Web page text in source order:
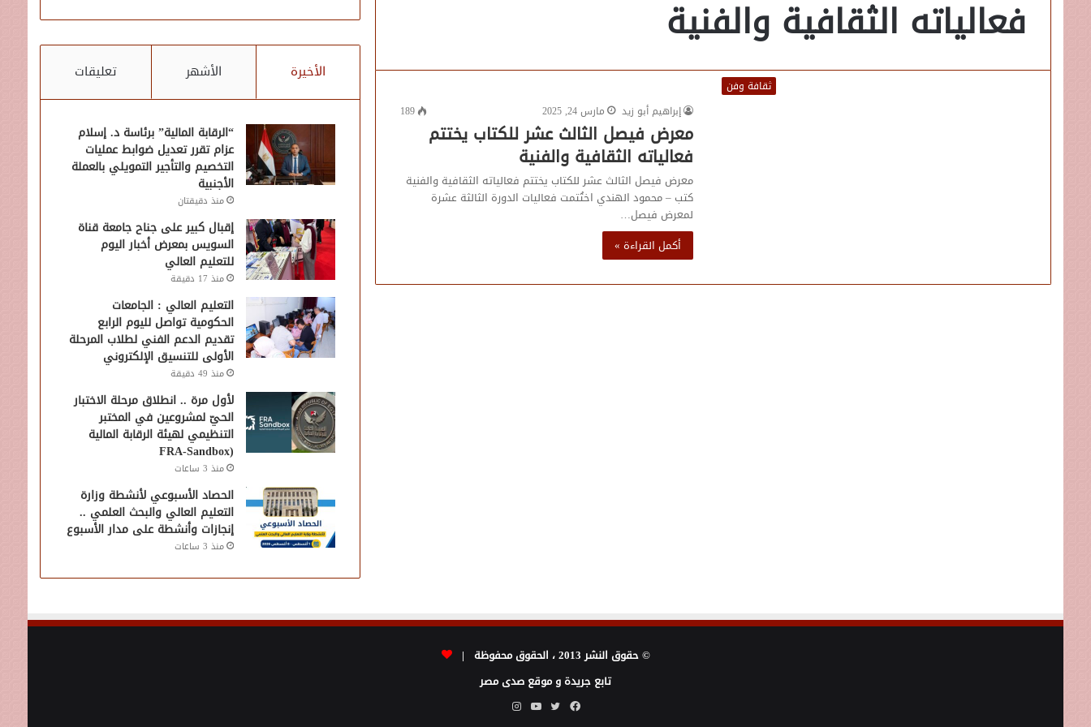
فعالياته الثقافية والفنية
ثقافة وفن
إبراهيم أبو زيد
مارس 24, 2025 189
معرض فيصل الثالث عشر للكتاب يختتم
فعالياته الثقافية والفنية
معرض فيصل الثالث عشر للكتاب يختتم فعالياته الثقافية والفنية
كتب – محمود الهندي اختُتمت فعاليات الدورة الثالثة عشرة
لمعرض فيصل…
أكمل القراءة »
الأخيرة الأشهر تعليقات
“الرقابة المالية” برئاسة د. إسلام
عزام تقرر تعديل ضوابط عمليات
التخصيم والتأجير التمويلي بالعملة
الأجنبية
منذ دقيقتان
إقبال كبير على جناح جامعة قناة
السويس بمعرض أخبار اليوم
للتعليم العالي
منذ 17 دقيقة
التعليم العالي : الجامعات
الحكومية تواصل لليوم الرابع
تقديم الدعم الفني لطلاب المرحلة
الأولى للتنسيق الإلكتروني
منذ 49 دقيقة
لأول مرة .. انطلاق مرحلة الاختبار
الحيّ لمشروعين في المختبر
التنظيمي لهيئة الرقابة المالية
(FRA-Sandbox
منذ 3 ساعات
الحصاد الأسبوعي لأنشطة وزارة
التعليم العالي والبحث العلمي ..
إنجازات وأنشطة على مدار الأسبوع
منذ 3 ساعات
© حقوق النشر 2013 ، الحقوق محفوظة |
تابع جريدة و موقع صدى مصر
فيسبوك
تويتريوتيوبانستقرام